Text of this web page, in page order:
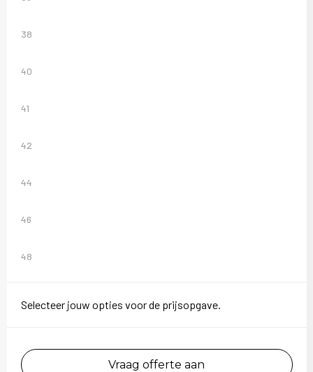
38
40
41
42
44
46
48
Selecteer jouw opties voor de prijsopgave.
Vraag offerte aan